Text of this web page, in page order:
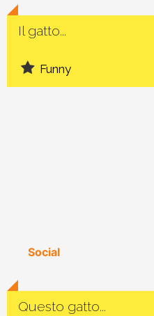
Il gatto...
Funny
Questo gatto...
Social